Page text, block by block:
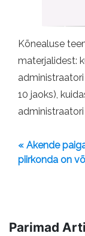
Kõnealuse
materjalidest:
10 jaoks),
« Akende
piirkonda on
Parimad